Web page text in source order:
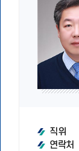
직위
연락처